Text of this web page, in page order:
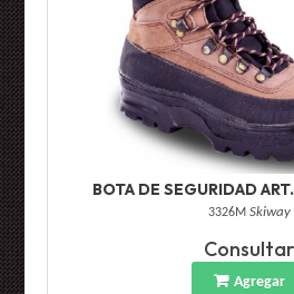
BOTA DE SEGURIDAD
3326M Skiway
Consultar
Agregar